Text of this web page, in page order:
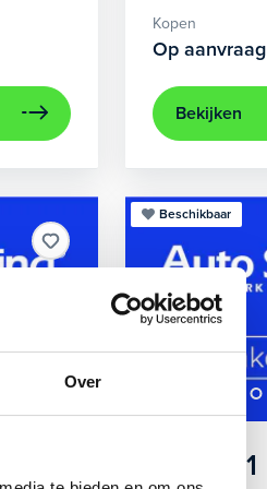
Over
Kopen
Op aanvraag
Bekijken
Beschikbaar
X1